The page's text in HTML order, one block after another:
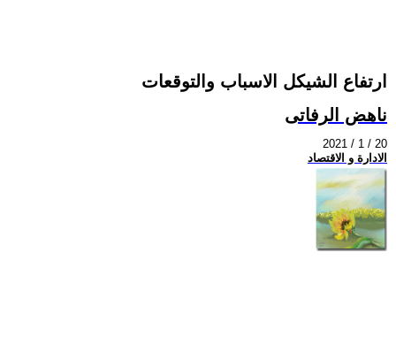
ارتفاع الشيكل الاسباب والتوقعات
ناهض الرفاتى
2021 / 1 / 20
الادارة و الاقتصاد